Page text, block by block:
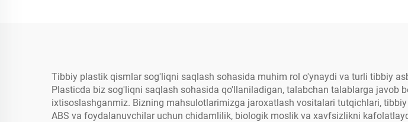
Tibbiy plastik qismlar sog'liqni saqlash sohasida muhim rol o'ynaydi va turli tibbiy
Plasticda biz sog'liqni saqlash sohasida qo'llaniladigan, talabchan talablarga
ixtisoslashganmiz. Bizning mahsulotlarimizga jaroхatlash vositalari tutqichlari,
ABS va foydalanuvchilar uchun chidamlilik, biologik moslik va xavfsizlikni